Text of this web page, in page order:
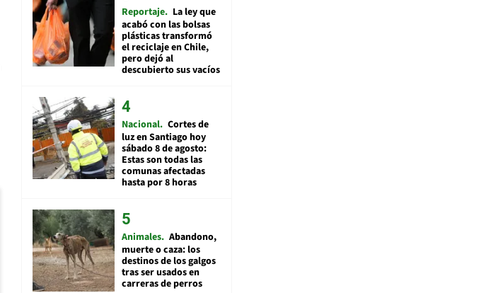
Reportaje La ley que
acabó con las bolsas
plásticas transformó
el reciclaje en Chile,
pero dejó al
descubierto sus vacíos
Nacional Cortes de
luz en Santiago hoy
sábado 8 de agosto:
Estas son todas las
comunas afectadas
hasta por 8 horas
Animales Abandono,
muerte o caza: los
destinos de los galgos
tras ser usados en
carreras de perros